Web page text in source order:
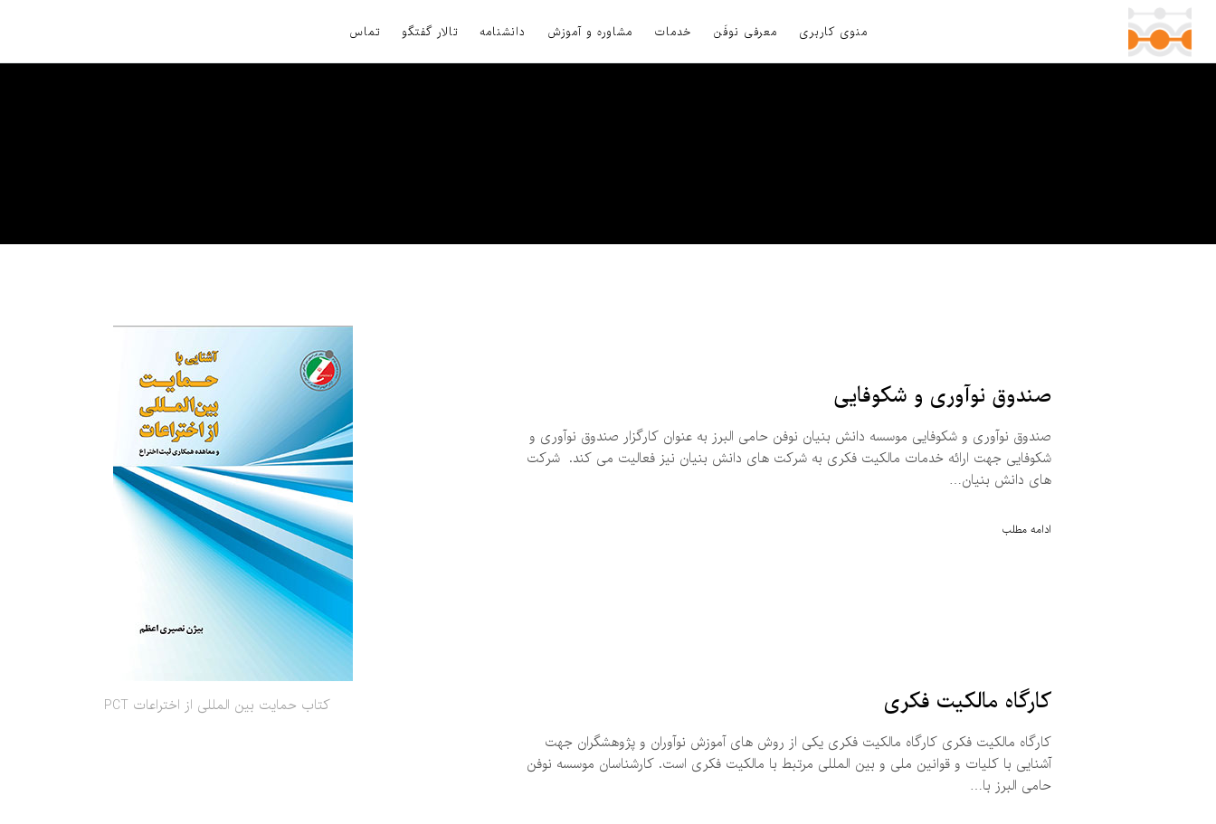
منوی کاربری معرفی نوفَن خدمات مشاوره و آموزش دانشنامه تالار گفتگو تماس
صندوق نوآوری و شکوفایی
صندوق نوآوری و شکوفایی موسسه دانش بنیان نوفن حامی البرز به عنوان کارگزار صندوق نوآوری و
شکوفایی جهت ارائه خدمات مالکیت فکری به شرکت های دانش بنیان نیز فعالیت می کند. شرکت
های دانش بنیان…
ادامه مطلب
کارگاه مالکیت فکری
کارگاه مالکیت فکری کارگاه مالکیت فکری یکی از روش های آموزش نوآوران و پژوهشگران جهت
آشنایی با کلیات و قوانین ملی و بین المللی مرتبط با مالکیت فکری است. کارشناسان موسسه نوفن
حامی البرز با…
کتاب حمایت بین المللی از اختراعات PCT